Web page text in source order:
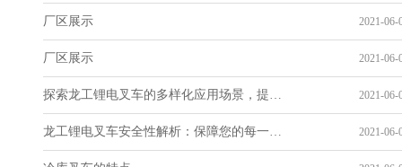
厂区展示 2021-06-
厂区展示 2021-06-
探索龙工锂电叉车的多样化应用场景，提升您的仓储物流效率！ 2021-06-
龙工锂电叉车安全性解析：保障您的每一次操作 2021-06-